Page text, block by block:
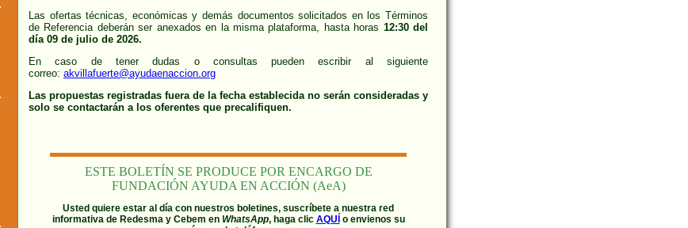
Las ofertas técnicas, económicas y demás documentos solicitados en los Términos
de Referencia deberán ser anexados en la misma plataforma, hasta horas 12:30 del
día 09 de julio de 2026.
En caso de tener dudas o consultas pueden escribir al siguiente
correo: akvillafuerte@ayudaenaccion.org
Las propuestas registradas fuera de la fecha establecida no serán consideradas y
solo se contactarán a los oferentes que precalifiquen.
ESTE BOLETÍN SE PRODUCE POR ENCARGO DE
FUNDACIÓN AYUDA EN ACCIÓN (AeA)
Usted quiere estar al día con nuestros boletines, suscríbete a nuestra red
informativa de Redesma y Cebem en WhatsApp, haga clic AQUÍ o envienos su